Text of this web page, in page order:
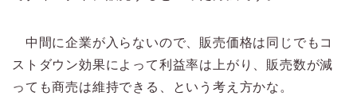
中間に企業が入らないので、販売価格は同じでもコ
ストダウン効果によって利益率は上がり、販売数が減
っても商売は維持できる、という考え方かな。